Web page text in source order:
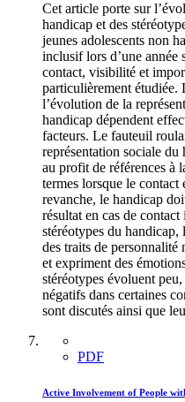
Cet article porte sur
handicap et des
jeunes adolescents non
inclusif lors d’une année
contact, visibilité et
particulièrement étudiée.
l’évolution de la
handicap dépendent
facteurs. Le fauteuil
représentation sociale du
au profit de références à
termes lorsque le
revanche, le handicap
résultat en cas de
stéréotypes du
des traits de personnalité
et expriment des
stéréotypes évoluent
négatifs dans certaines
sont discutés ainsi que
PDF
Active Involvement of People